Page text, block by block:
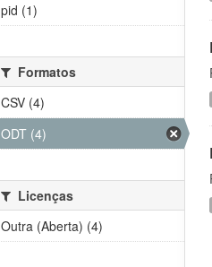
pid (1)
Formatos
CSV (4)
ODT (4)
Licenças
Outra (Aberta) (4)